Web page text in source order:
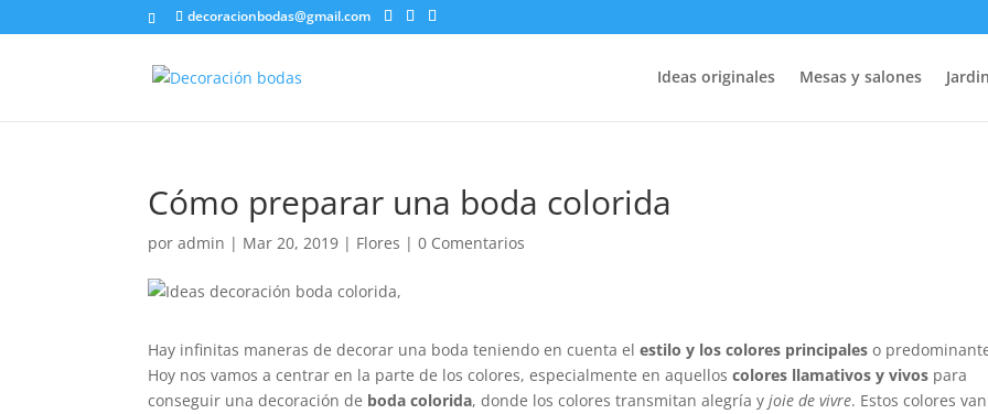
decoracionbodas@gmail.com
Ideas originales Mesas y salones
Cómo preparar una boda colorida
poradmin | Mar 20, 2019 | Flores |0 Comentarios
Hay infinitas maneras de decorar una boda teniendo en cuenta elestilo y los colores principales o
Hoy nos vamos a centrar en la parte de los colores, especialmente en aquelloscolores llamativos y vivos para
conseguir una decoración de boda colorida, donde los colores transmitan alegría yjoie de vivre. Estos colores